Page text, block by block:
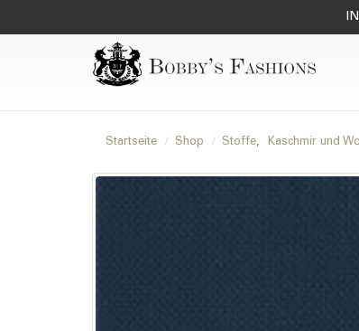
Startseite Shop Stoffe, Kaschmir und